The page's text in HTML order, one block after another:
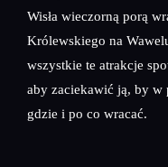
Wisła wieczorną porą
Królewskiego na
wszystkie te atrakcje
aby zaciekawić ją, by w
gdzie i po co wracać.